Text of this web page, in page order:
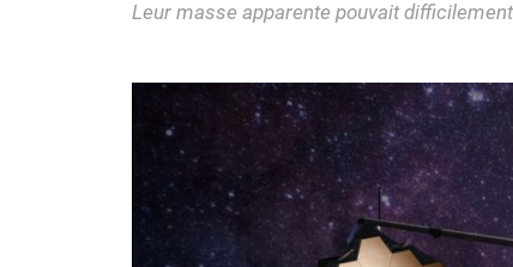
Leur masse apparente pouvait